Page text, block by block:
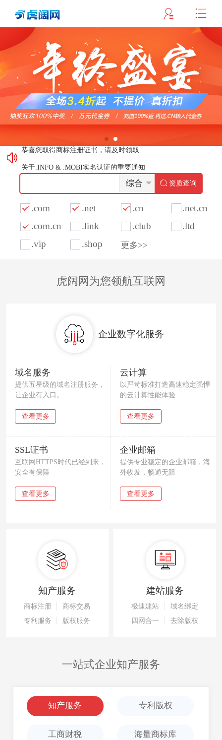
这些logo背后竟有这样的含义？
恭喜您取得商标注册证书，请及时领取
弘扬社会正能量，杜绝域名不良应用倡议
这些logo背后竟有这样的含义？
综合 资质查询
.com .net .cn
.net.cn
.com.cn
.link .club
.ltd
.vip
.shop 更多>>
虎阔网为您领航互联网
企业数字化服务
域名服务
提供五星级的域名注册服务，
让企业有入口。
查看更多
云计算
以严苛标准打造高速稳定强悍
的云计算性能体验
查看更多
SSL证书
互联网HTTPS时代已经到来，
安全有保障
查看更多
企业邮箱
提供专业稳定的企业邮箱，海
外收发，畅通无阻
查看更多
知产服务
商标注册
商标交易
专利服务
版权服务
建站服务
极速建站
域名绑定
四网合一
去除版权
一站式企业知产服务
知产服务 专利版权
工商财税 海量商标库